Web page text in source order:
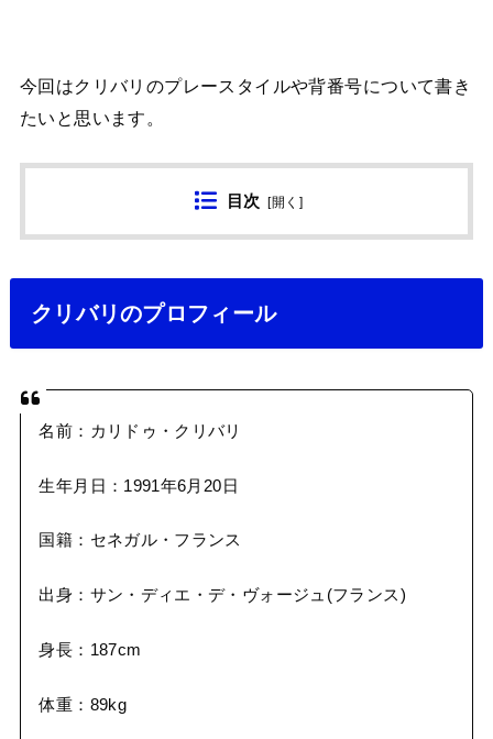
今回はクリバリのプレースタイルや背番号について書き
たいと思います。
目次 [開く ]
クリバリのプロフィール
名前：カリドゥ・クリバリ
生年月日：1991年6月20日
国籍：セネガル・フランス
出身：サン・ディエ・デ・ヴォージュ(フランス)
身長：187cm
体重：89kg